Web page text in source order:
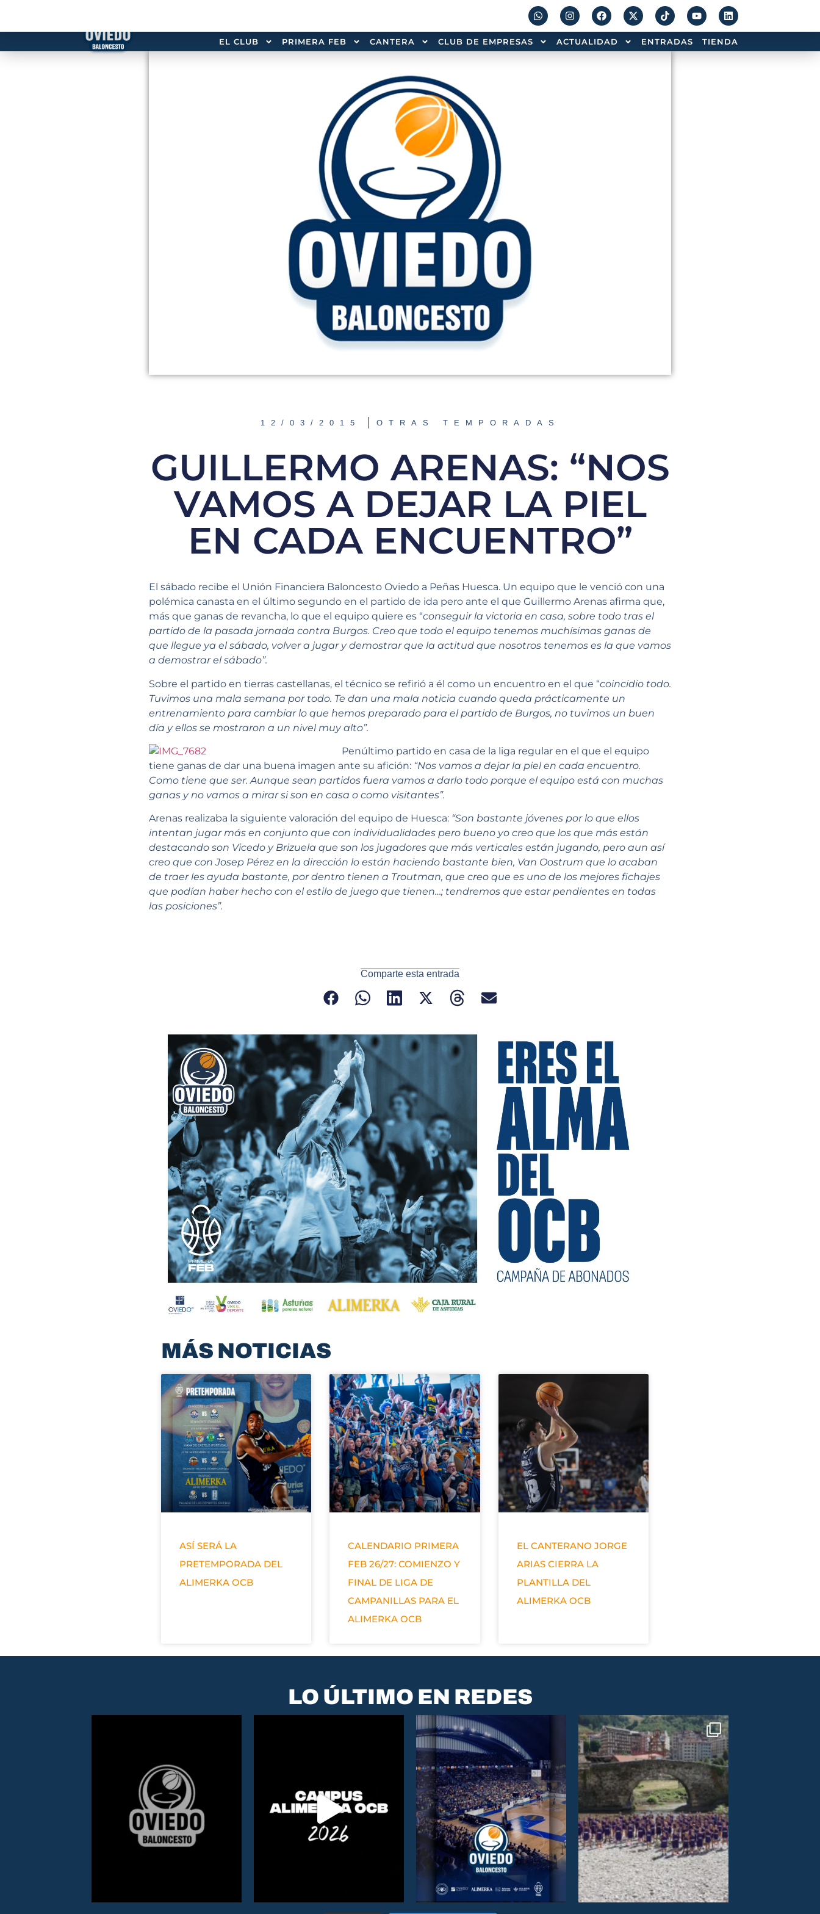
EL CLUB PRIMERA FEB CANTERA CLUB DE EMPRESAS ACTUALIDAD ENTRADAS TIENDA
12/03/2015 OTRAS TEMPORADAS
GUILLERMO ARENAS: “NOS
VAMOS A DEJAR LA PIEL
EN CADA ENCUENTRO”
El sábado recibe el Unión Financiera Baloncesto Oviedo a Peñas Huesca. Un equipo que le venció con una
polémica canasta en el último segundo en el partido de ida pero ante el que Guillermo Arenas afirma que,
más que ganas de revancha, lo que el equipo quiere es “conseguir la victoria en casa, sobre todo tras el
partido de la pasada jornada contra Burgos. Creo que todo el equipo tenemos muchísimas ganas de
que llegue ya el sábado, volver a jugar y demostrar que la actitud que nosotros tenemos es la que vamos
a demostrar el sábado”.
Sobre el partido en tierras castellanas, el técnico se refirió a él como un encuentro en el que “coincidio todo.
Tuvimos una mala semana por todo. Te dan una mala noticia cuando queda prácticamente un
entrenamiento para cambiar lo que hemos preparado para el partido de Burgos, no tuvimos un buen
día y ellos se mostraron a un nivel muy alto”.
Penúltimo partido en casa de la liga regular en el que el equipo
tiene ganas de dar una buena imagen ante su afición: “Nos vamos a dejar la piel en cada encuentro.
Como tiene que ser. Aunque sean partidos fuera vamos a darlo todo porque el equipo está con muchas
ganas y no vamos a mirar si son en casa o como visitantes”.
Arenas realizaba la siguiente valoración del equipo de Huesca: “Son bastante jóvenes por lo que ellos
intentan jugar más en conjunto que con individualidades pero bueno yo creo que los que más están
destacando son Vicedo y Brizuela que son los jugadores que más verticales están jugando, pero aun así
creo que con Josep Pérez en la dirección lo están haciendo bastante bien, Van Oostrum que lo acaban
de traer les ayuda bastante, por dentro tienen a Troutman, que creo que es uno de los mejores fichajes
que podían haber hecho con el estilo de juego que tienen…; tendremos que estar pendientes en todas
las posiciones”.
Comparte esta entrada
MÁS NOTICIAS
ASÍ SERÁ LA
PRETEMPORADA DEL
ALIMERKA OCB
CALENDARIO PRIMERA
FEB 26/27: COMIENZO Y
FINAL DE LIGA DE
CAMPANILLAS PARA EL
ALIMERKA OCB
EL CANTERANO JORGE
ARIAS CIERRA LA
PLANTILLA DEL
ALIMERKA OCB
LO ÚLTIMO EN REDES